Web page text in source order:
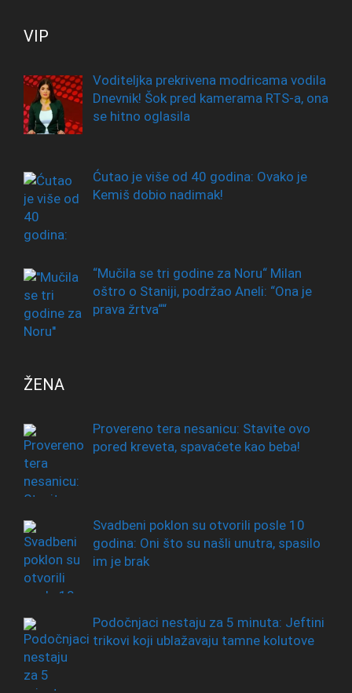
VIP
Voditeljka prekrivena modricama vodila
Dnevnik! Šok pred kamerama RTS-a, ona
se hitno oglasila
Ćutao je više od 40 godina: Ovako je
Kemiš dobio nadimak!
“Mučila se tri godine za Noru“ Milan
oštro o Staniji, podržao Aneli: “Ona je
prava žrtva““
ŽENA
Provereno tera nesanicu: Stavite ovo
pored kreveta, spavaćete kao beba!
Svadbeni poklon su otvorili posle 10
godina: Oni što su našli unutra, spasilo
im je brak
Podočnjaci nestaju za 5 minuta: Jeftini
trikovi koji ublažavaju tamne kolutove